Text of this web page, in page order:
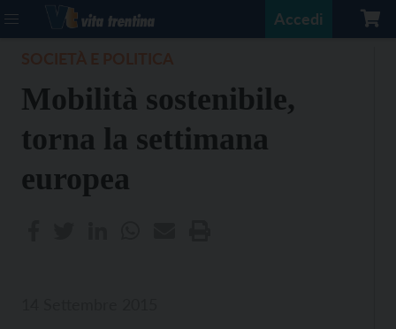
Accedi
Mobilità sostenibile,
torna la settimana
europea